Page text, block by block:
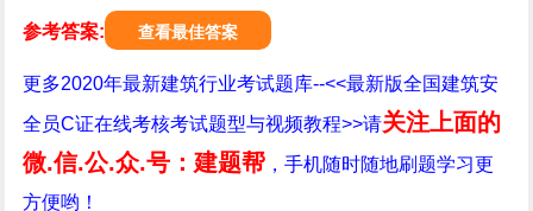
参考答案: 查看最佳答案
更多2020年最新建筑行业考试题库--<<最新版全国建筑安
全员C证在线考核考试题型与视频教程>>请关注上面的
微.信.公.众.号：建题帮 ，手机随时随地刷题学习更
方便哟！